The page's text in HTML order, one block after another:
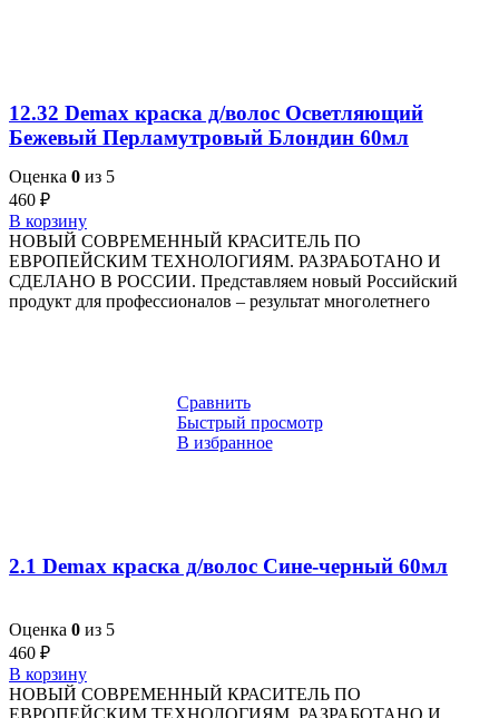
12.32 Demax краска д/волос Осветляющий
Бежевый Перламутровый Блондин 60мл
Оценка 0 из 5
460 ₽
В корзину
НОВЫЙ СОВРЕМЕННЫЙ КРАСИТЕЛЬ ПО
ЕВРОПЕЙСКИМ ТЕХНОЛОГИЯМ. РАЗРАБОТАНО И
СДЕЛАНО В РОССИИ. Представляем новый Российский
продукт для профессионалов – результат многолетнего
Сравнить
Быстрый просмотр
В избранное
2.1 Demax краска д/волос Сине-черный 60мл
Оценка 0 из 5
460 ₽
В корзину
НОВЫЙ СОВРЕМЕННЫЙ КРАСИТЕЛЬ ПО